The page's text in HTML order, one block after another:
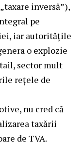
inversă”),
pe
iar autoritățile
o explozie
sector mult
rețele de
nu cred că
taxării
de TVA.